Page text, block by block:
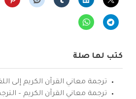
كتب لها صلة
ترجمة معاني القرآن الكريم إلى
ترجمة معاني القرآن الكريم –